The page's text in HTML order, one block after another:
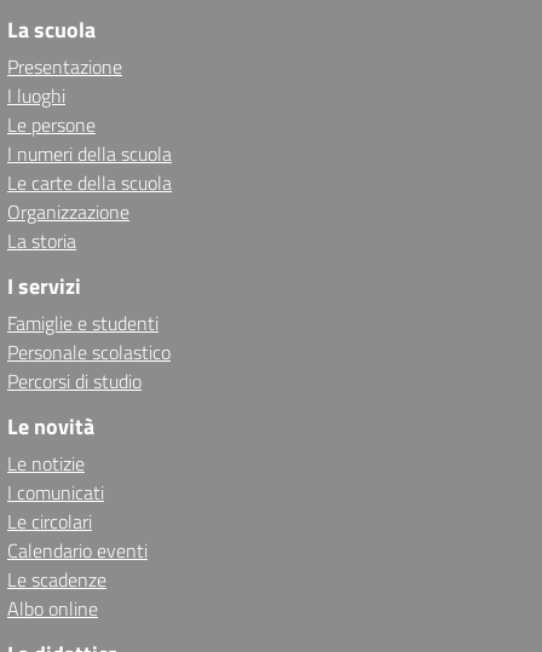
La scuola
Presentazione
I luoghi
Le persone
I numeri della scuola
Le carte della scuola
Organizzazione
La storia
I servizi
Famiglie e studenti
Personale scolastico
Percorsi di studio
Le novità
Le notizie
I comunicati
Le circolari
Calendario eventi
Le scadenze
Albo online